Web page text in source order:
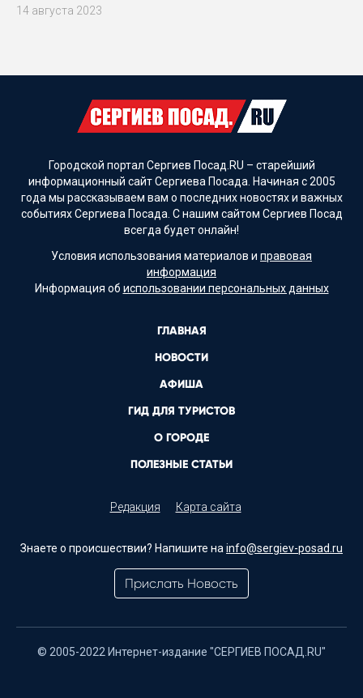
14 августа 2023
Городской портал Сергиев Посад.RU – старейший
информационный сайт Сергиева Посада. Начиная с 2005
года мы рассказываем вам о последних новостях и важных
событиях Сергиева Посада. С нашим сайтом Сергиев Посад
всегда будет онлайн!
Условия использования материалов и правовая
информация
Информация об использовании персональных данных
ГЛАВНАЯ
НОВОСТИ
АФИША
ГИД ДЛЯ ТУРИСТОВ
О ГОРОДЕ
ПОЛЕЗНЫЕ СТАТЬИ
Редакция Карта сайта
Знаете о происшествии? Напишите на info@sergiev-posad.ru
Прислать Новость
© 2005-2022 Интернет-издание "СЕРГИЕВ ПОСАД.RU"